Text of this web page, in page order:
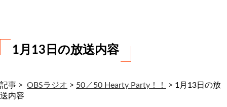
1月13日の放送内容
記事 > OBSラジオ > 50／50 Hearty Party！！ > 1月13日の放
送内容